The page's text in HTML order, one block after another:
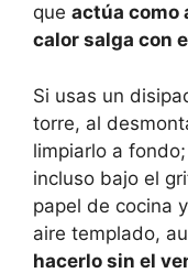
que actúa como
calor salga con
Si usas un
torre, al
limpiarlo a
incluso bajo el
papel de cocina
aire templado,
hacerlo sin el